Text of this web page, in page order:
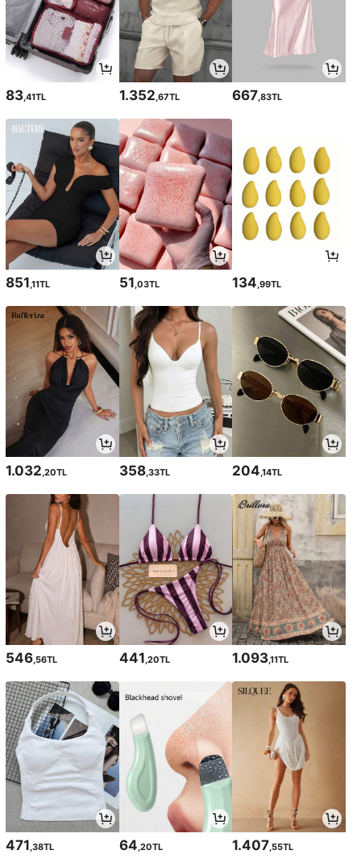
83,41TL 1.352,67TL 667,83TL
851,11TL 51,03TL 134,99TL
1.032 ,20TL 358,33TL 204 ,14TL
546 ,56TL 441 ,20TL 1.093,11TL
471,38TL 64,20TL 1.407,55TL